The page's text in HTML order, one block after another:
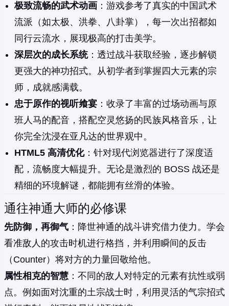
极致流畅的武术动画 ：游戏参考了真实的中国武术
流派（如太极、洪拳、八卦掌），每一次出招都如
同行云流水，展现极高的打击美学。
深层次的成长系统：透过战斗获取经验，逐步解锁
更强大的神功招式。从初学者到掌握四大元素的宗
师，成就感满载。
忠于原作的视听飨宴 ：收录了丰富的过场动画与原
班人马的配音，搭配空灵悠扬的民族风格音乐，让
你完全沈浸在亚凡达的世界观中。
HTML5 高清优化：针对现代浏览器进行了深度适
配，流畅度大幅提升。无论是激烈的 BOSS 战还是
精细的环境解谜，都能拥有丝滑的体验。
通往神通大师的必修课
先防御，再御气 ：降世神通的战斗讲究借力使力。学会
看准敌人的攻击时机进行格挡，并利用瞬间的反击
（Counter）将对方的力量回敬给他。
属性相克的智慧 ：不同的敌人对特定的元素有抗性或弱
点。例如面对沈重的土宗战士时，利用灵活的气宗招式